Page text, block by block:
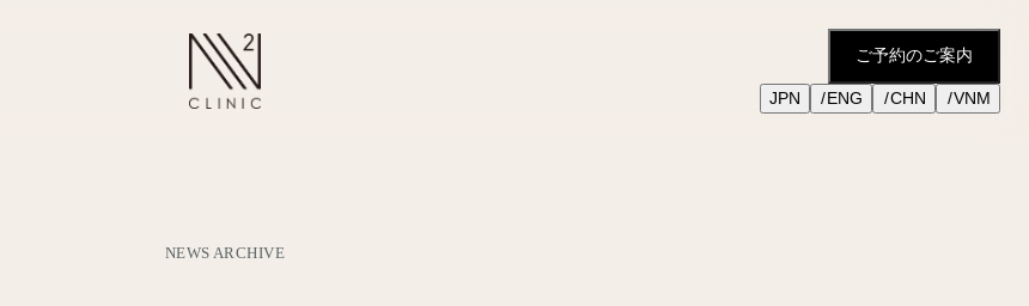
ご予約のご案内
JPN ENG CHN VNM
NEWS ARCHIVE